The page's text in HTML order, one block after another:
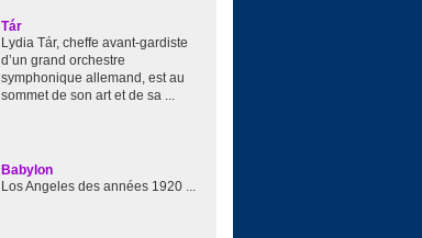
Tár
Lydia Tár, cheffe avant-gardiste
d’un grand orchestre
symphonique allemand, est au
sommet de son art et de sa ...
Babylon
Los Angeles des années 1920 ...